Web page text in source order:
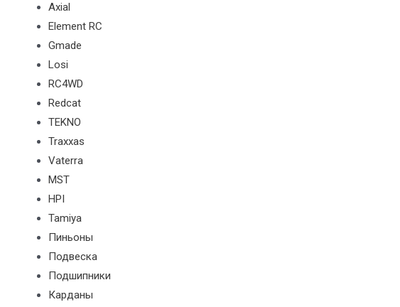
Axial
Element RC
Gmade
Losi
RC4WD
Redcat
TEKNO
Traxxas
Vaterra
MST
HPI
Tamiya
Пиньоны
Подвеска
Подшипники
Карданы